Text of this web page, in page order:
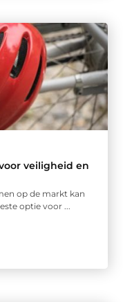
veiligheid en
op de markt kan
optie voor ...